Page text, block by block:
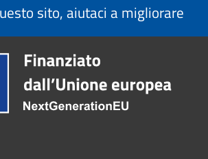
sito, aiutaci a migliorare